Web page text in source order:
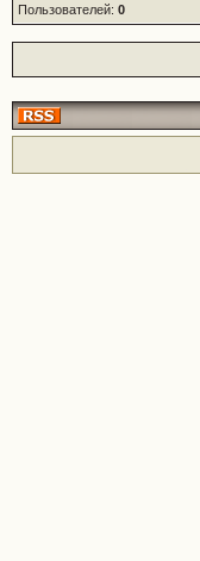
Пользователей: 0